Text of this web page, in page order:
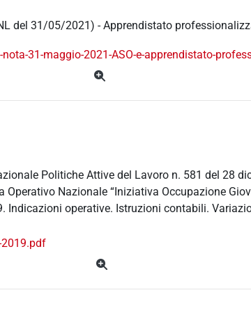
del 31/05/2021) - Apprendistato
nota-31-maggio-2021-ASO-e-apprendistato-
Politiche Attive del Lavoro n. 581 del 28
Operativo Nazionale “Iniziativa Occupazione
Indicazioni operative. Istruzioni contabili.
2019.pdf